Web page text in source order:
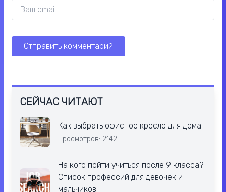
СЕЙЧАС ЧИТАЮТ
Как выбрать офисное кресло для дома
Просмотров: 2142
На кого пойти учиться после 9 класса?
Список профессий для девочек и
мальчиков.